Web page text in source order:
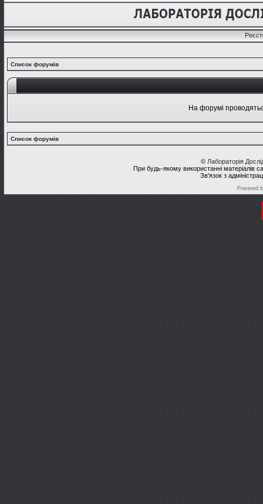
Список форумів
На форумі
Список форумів
© Лабораторія
При будь-якому використанні матеріалів
Зв'язок з
Powered